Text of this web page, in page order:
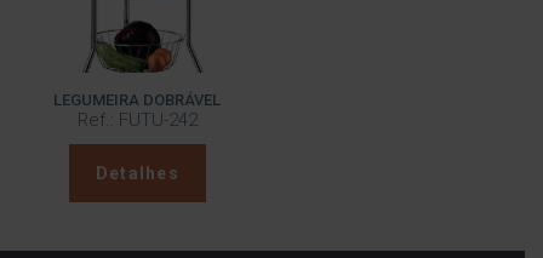
LEGUMEIRA DOBRÁVEL
Ref.: FUTU-242
Detalhes